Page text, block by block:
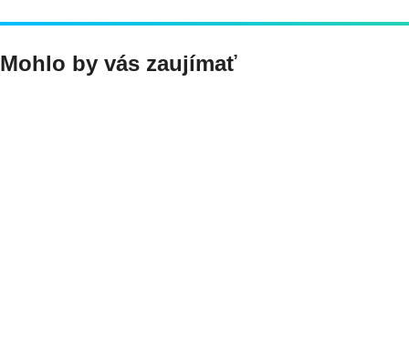
Mohlo by vás zaujímať